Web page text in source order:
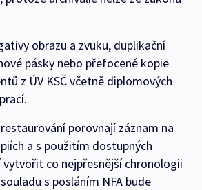
obrazu a zvuku, duplikační
pásky nebo přefocené kopie
z ÚV KSČ včetně diplomových
porovnají záznam na
a s použitím dostupných
vytvořit co nejpřesnější chronologii
s posláním NFA bude